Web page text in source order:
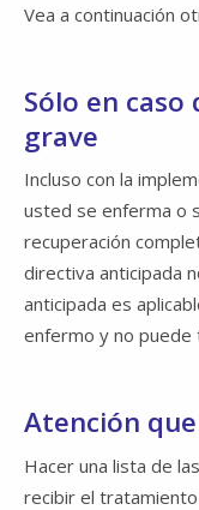
Vea a continuación
Sólo en
grave
Incluso con la
usted se enferma o
recuperación
directiva anticipada
anticipada es
enfermo y no puede
Atención
Hacer una lista de
recibir el